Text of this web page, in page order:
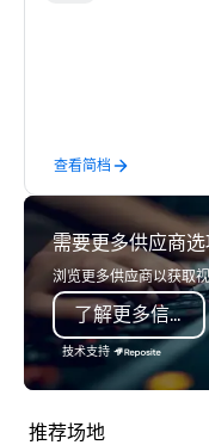
late model luxury
highly experienced
team of chauffeurs
you will know quality
with La Costa
查看简档
需要更多供应商
浏览更多供应商以获取
了解更多信息
技术支持
推荐场地